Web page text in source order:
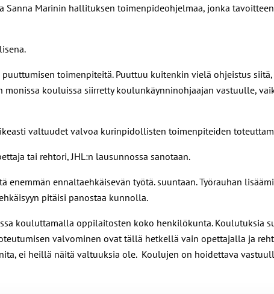
Sanna Marinin hallituksen toimenpideohjelmaa, jonka
toimenpiteitä. Puuttuu kuitenkin vielä ohjeistus
monissa kouluissa siirretty koulunkäynninohjaajan vastuulle,
valtuudet valvoa kurinpidollisten toimenpiteiden
tai rehtori, JHL:n lausunnossa sanotaan.
ennaltaehkäisevän työtä. suuntaan. Työrauhan
pitäisi panostaa kunnolla.
kouluttamalla oppilaitosten koko henkilökunta. Koulutuksia
valvominen ovat tällä hetkellä vain opettajalla ja
ei heillä näitä valtuuksia ole. Koulujen on hoidettava